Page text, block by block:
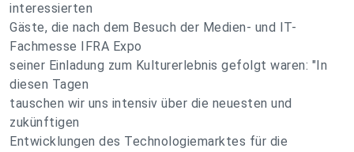
interessierten
Gäste, die nach dem Besuch der Medien- und IT-
Fachmesse IFRA Expo
seiner Einladung zum Kulturerlebnis gefolgt waren: "In
diesen Tagen
tauschen wir uns intensiv über die neuesten und
zukünftigen
Entwicklungen des Technologiemarktes für die